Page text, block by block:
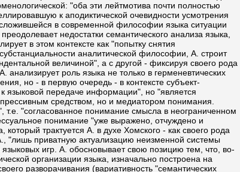
"оба эти лейтмотива почти полностью
к аподиктической очевидности усмотрения
в современной философии языка ситуации
недостатки семантического анализа языка,
в этом контексте как "попытку снятия
аналитической философии, А. строит
величиной", а с другой - фиксируя своего рода
анализирует роль языка не только в герменевтических
но - в первую очередь - в контексте субъект-
языковой передаче информации", но "является
средством, но и медиатором понимания.
т.е. "согласованное понимание смысла в неограниченном
понимание "уже выражено, отчуждено и
трактуется А. в духе Хомского - как своего рода
"лишь приватную актуализацию неизменной системы
игр. А. обосновывает свою позицию тем, что, во-
организации языка, изначально построена на
разворачивания (вариативность "семантических